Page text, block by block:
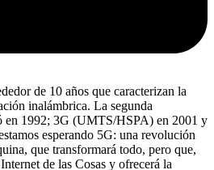
de 10 años que caracterizan la
inalámbrica. La segunda
en 1992; 3G (UMTS/HSPA) en 2001 y
esperando 5G: una revolución
que transformará todo, pero que,
de las Cosas y ofrecerá la